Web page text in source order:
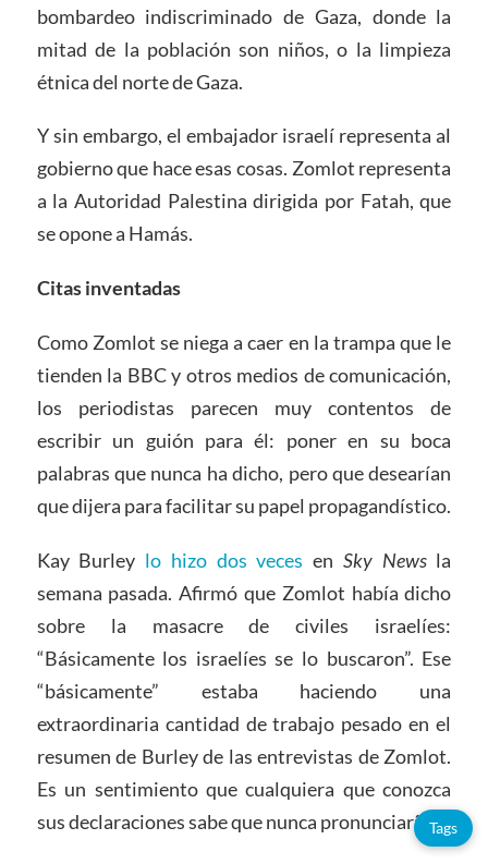
bombardeo indiscriminado de Gaza, donde la
mitad de la población son niños, o la limpieza
étnica del norte de Gaza.
Y sin embargo, el embajador israelí representa al
gobierno que hace esas cosas. Zomlot representa
a la Autoridad Palestina dirigida por Fatah, que
se opone a Hamás.
Citas inventadas
Como Zomlot se niega a caer en la trampa que le
tienden la BBC y otros medios de comunicación,
los periodistas parecen muy contentos de
escribir un guión para él: poner en su boca
palabras que nunca ha dicho, pero que desearían
que dijera para facilitar su papel propagandístico.
Kay Burley lo hizo dos veces en Sky Newsla
semana pasada. Afirmó que Zomlot había dicho
sobre la masacre de civiles israelíes:
“Básicamente los israelíes se lo buscaron”. Ese
“básicamente” estaba haciendo una
extraordinaria cantidad de trabajo pesado en el
resumen de Burley de las entrevistas de Zomlot.
Es un sentimiento que cualquiera que conozca
sus declaraciones sabe que nunca pronunciaría.Tags